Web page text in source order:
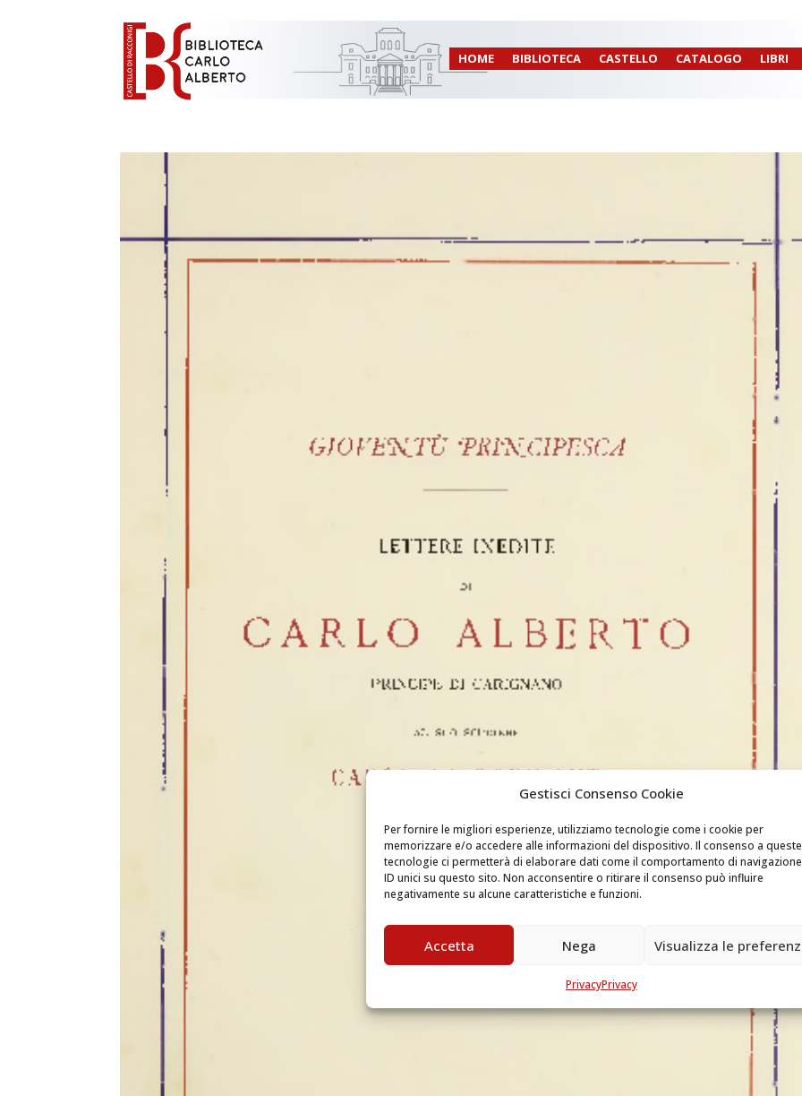
Gestisci Consenso Cookie
Per fornire le migliori esperienze, utilizziamo tecnologie come i cookie per
memorizzare e/o accedere alle informazioni del dispositivo. Il consenso a queste
tecnologie ci permetterà di elaborare dati come il comportamento di
ID unici su questo sito. Non acconsentire o ritirare il consenso può influire
negativamente su alcune caratteristiche e funzioni.
Accetta Nega Visualizza le
PrivacyPrivacy
HOME BIBLIOTECA CASTELLO CATALOGO LIBRI